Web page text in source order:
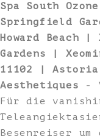
Spa South
Springfield
Howard Beach
Gardens |
11102 |
Aesthetiques -
Für die
Besenreiser um